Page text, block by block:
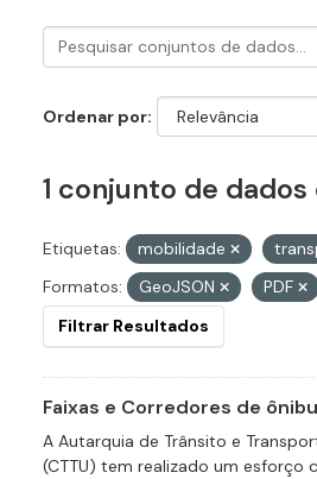
Ordenar por
1 conjunto de
Etiquetas: mobilidade
Formatos:
GeoJSON
PDF
Filtrar Resultados
Faixas e Corredores de
A Autarquia de Trânsito e
(CTTU) tem realizado um esforço